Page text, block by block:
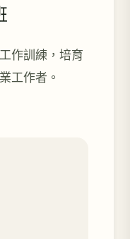
作訓練，培育
工作者。